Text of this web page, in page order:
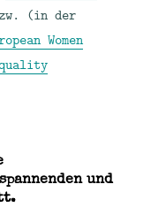
(in der
Women
und